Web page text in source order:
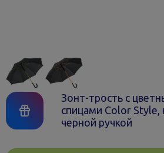
Зонт-трость с
спицами Color Style,
черной ручкой